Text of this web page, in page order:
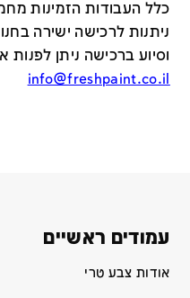
כלל העבודות הזמינות
ניתנות לרכישה ישירה
וסיוע ברכישה ניתן לפנות
info@freshpaint.co.il
עמודים ראשיים
אודות צבע טרי